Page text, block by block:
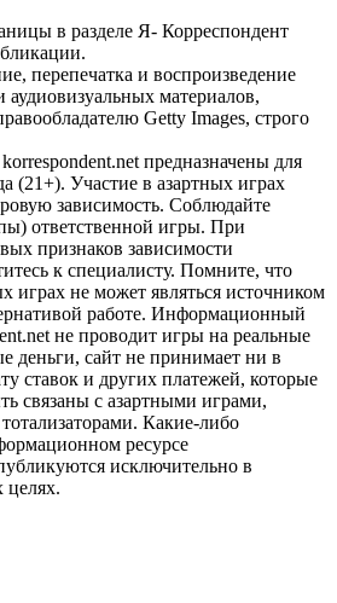
в разделе Я- Корреспондент
перепечатка и воспроизведение
материалов,
Getty Images, строго
предназначены для
(21+). Участие в азартных играх
зависимость. Соблюдайте
ответственной игры. При
признаков зависимости
к специалисту. Помните, что
играх не может являться источником
работе. Информационный
не проводит игры на реальные
деньги, сайт не принимает ни в
ставок и других платежей, которые
связаны с азартными играми,
Какие-либо
ресурсе
исключительно в